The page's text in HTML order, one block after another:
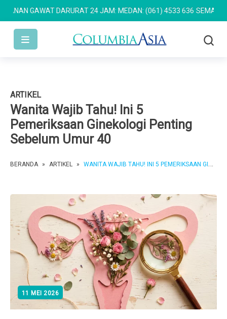
GAWAT DARURAT 24 JAM: MEDAN: (061) 4533 636 SEMARANG:
ARTIKEL
Wanita Wajib Tahu! Ini 5
Pemeriksaan Ginekologi Penting
Sebelum Umur 40
BERANDA » ARTIKEL » WANITA WAJIB TAHU! INI 5 PEMERIKSAAN GINEKOLOGI PENTING SEBELUM UMUR 40
11 MEI 2026